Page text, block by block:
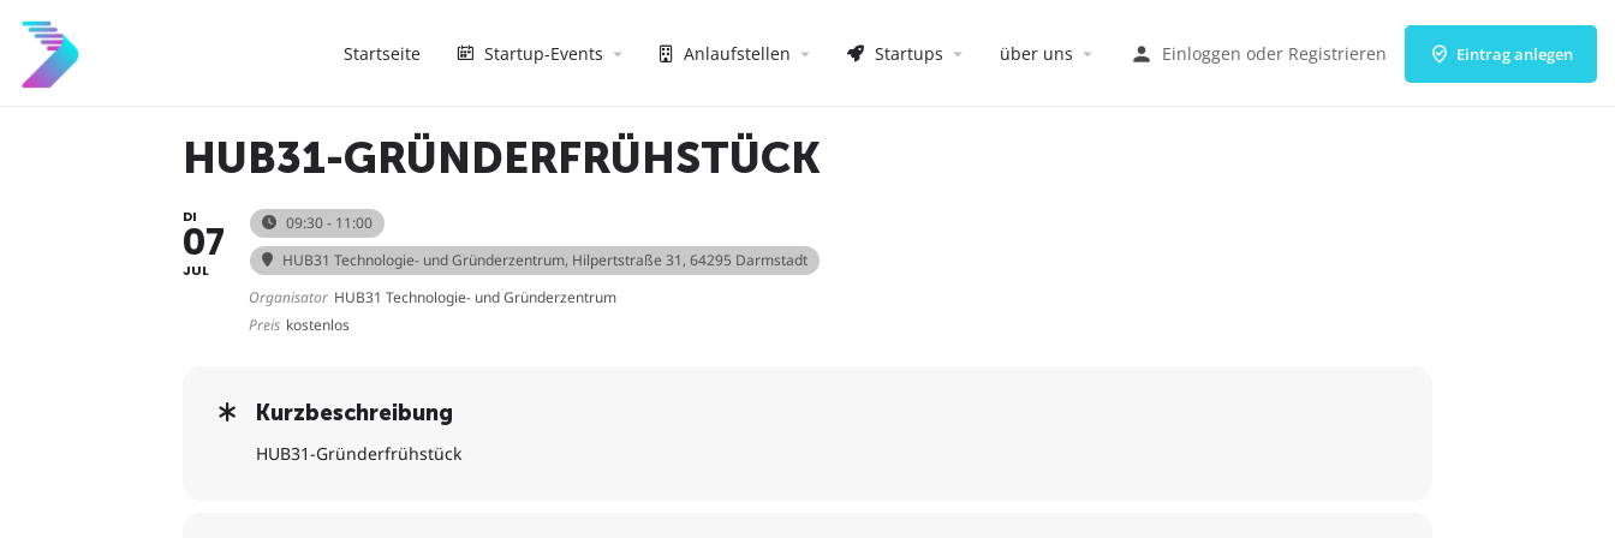
Startseite Startup-Events Anlaufstellen Startups über uns Einloggen oder Registrieren Eintrag anlegen
HUB31-GRÜNDERFRÜHSTÜCK
DI
07
JUL
09:30 - 11:00
HUB31 Technologie- und Gründerzentrum, Hilpertstraße 31, 64295 Darmstadt
Organisator HUB31 Technologie- und Gründerzentrum
Preis kostenlos
Kurzbeschreibung
HUB31-Gründerfrühstück